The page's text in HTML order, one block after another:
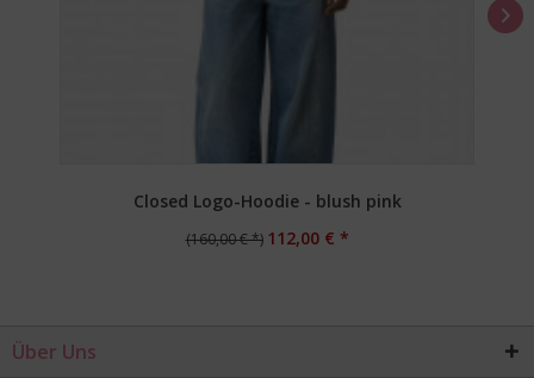
Closed Logo-Hoodie - blush pink
(160,00 € *) 112,00 € *
Über Uns